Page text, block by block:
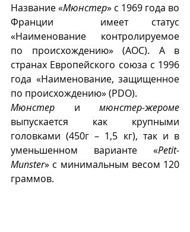
Название «Мюнстер» с 1969 года во
Франции  имеет статус
«Наименование контролируемое
по происхождению» (AOC). А в
странах Европейского союза с 1996
года «Наименование, защищенное
по происхождению» (PDO).
Мюнстер и мюнстер-жероме
выпускается как крупными
головками (450г – 1,5 кг), так и в
уменьшенном варианте «Petit-
Munster» с минимальным весом 120
граммов.